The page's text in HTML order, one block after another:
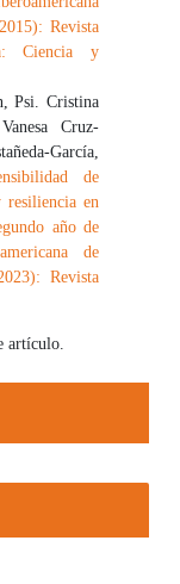
Revista
Ciencia y
Psi. Cristina
Cruz-
García,
de
resiliencia en
año de
de
Revista
artículo.